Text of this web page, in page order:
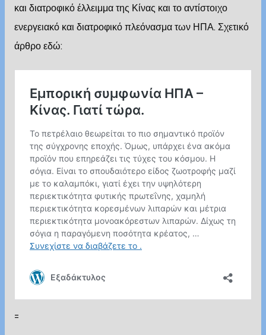
και διατροφικό έλλειμμα της Κίνας και το αντίστοιχο
ενεργειακό και διατροφικό πλεόνασμα των ΗΠΑ. Σχετικό
άρθρο εδώ:
=